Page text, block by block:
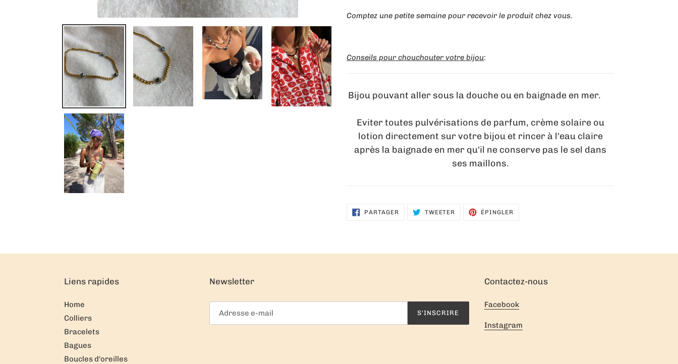
panier
Comptez une petite semaine pour recevoir le produit chez vous.
Conseils pour chouchouter votre bijou:
Bijou pouvant aller sous la douche ou en baignade en mer.
Eviter toutes pulvérisations de parfum, crème solaire ou
lotion directement sur votre bijou et rincer à l'eau claire
après la baignade en mer qu'il ne conserve pas le sel dans
ses maillons.
PARTAGER PARTAGER
SUR
TWEETER TWEETERÉPINGLER
Liens rapides
Home
Colliers
Bracelets
Bagues
Boucles d'oreilles
Newsletter
S'INSCRIRE
Contactez-nous
Facebook
Instagram